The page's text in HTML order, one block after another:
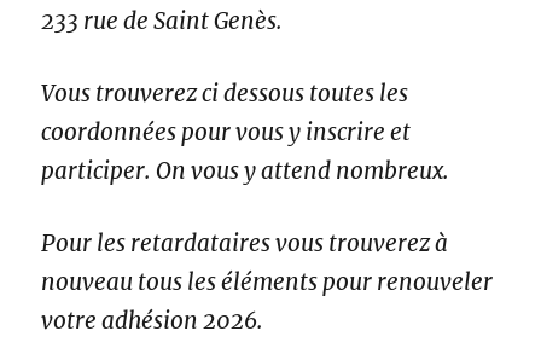
233 rue de Saint Genès.
Vous trouverez ci dessous toutes les
coordonnées pour vous y inscrire et
participer. On vous y attend nombreux.
Pour les retardataires vous trouverez à
nouveau tous les éléments pour renouveler
votre adhésion 2026.